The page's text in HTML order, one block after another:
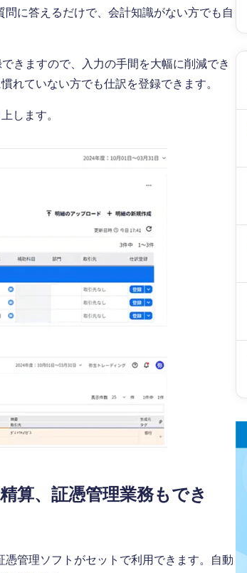
問に答えるだけで、会計知識がない方でも自
きますので、入力の手間を大幅に削減でき
れていない方でも仕訳を登録できます。
します。
算、証憑管理業務もでき
憑管理ソフトがセットで利用できます。自動